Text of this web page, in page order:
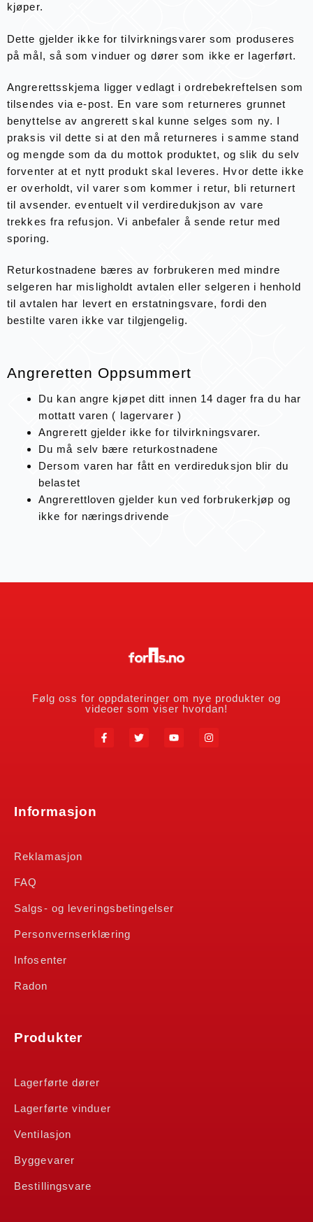
kjøper.
Dette gjelder ikke for tilvirkningsvarer som produseres
på mål, så som vinduer og dører som ikke er lagerført.
Angrerettsskjema ligger vedlagt i ordrebekreftelsen som
tilsendes via e-post. En vare som returneres grunnet
benyttelse av angrerett skal kunne selges som ny. I
praksis vil dette si at den må returneres i samme stand
og mengde som da du mottok produktet, og slik du selv
forventer at et nytt produkt skal leveres. Hvor dette ikke
er overholdt, vil varer som kommer i retur, bli returnert
til avsender. eventuelt vil verdiredukjson av vare
trekkes fra refusjon. Vi anbefaler å sende retur med
sporing.
Returkostnadene bæres av forbrukeren med mindre
selgeren har misligholdt avtalen eller selgeren i henhold
til avtalen har levert en erstatningsvare, fordi den
bestilte varen ikke var tilgjengelig.
Angreretten Oppsummert
Du kan angre kjøpet ditt innen 14 dager fra du har
mottatt varen ( lagervarer )
Angrerett gjelder ikke for tilvirkningsvarer.
Du må selv bære returkostnadene
Dersom varen har fått en verdireduksjon blir du
belastet
Angrerettloven gjelder kun ved forbrukerkjøp og
ikke for næringsdrivende
Følg oss for oppdateringer om nye produkter og
videoer som viser hvordan!
Informasjon
Reklamasjon
FAQ
Salgs- og leveringsbetingelser
Personvernserklæring
Infosenter
Radon
Produkter
Lagerførte dører
Lagerførte vinduer
Ventilasjon
Byggevarer
Bestillingsvare